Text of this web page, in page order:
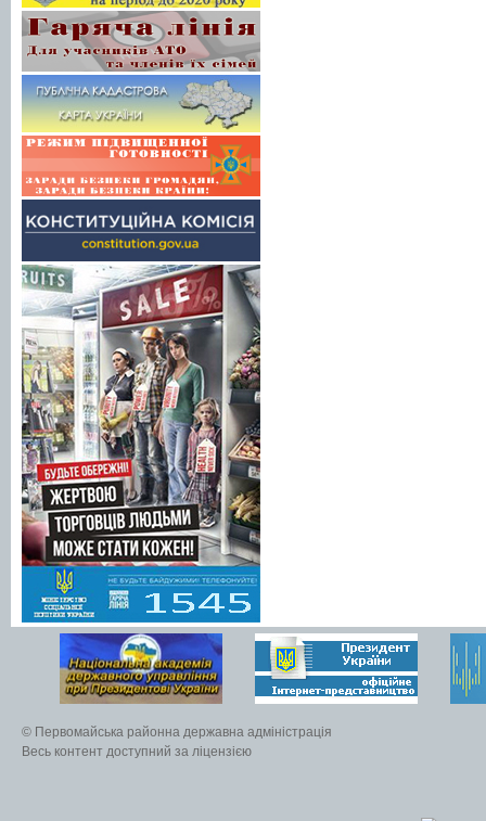
© Первомайська районна державна адміністрація
Весь контент доступний за ліцензією